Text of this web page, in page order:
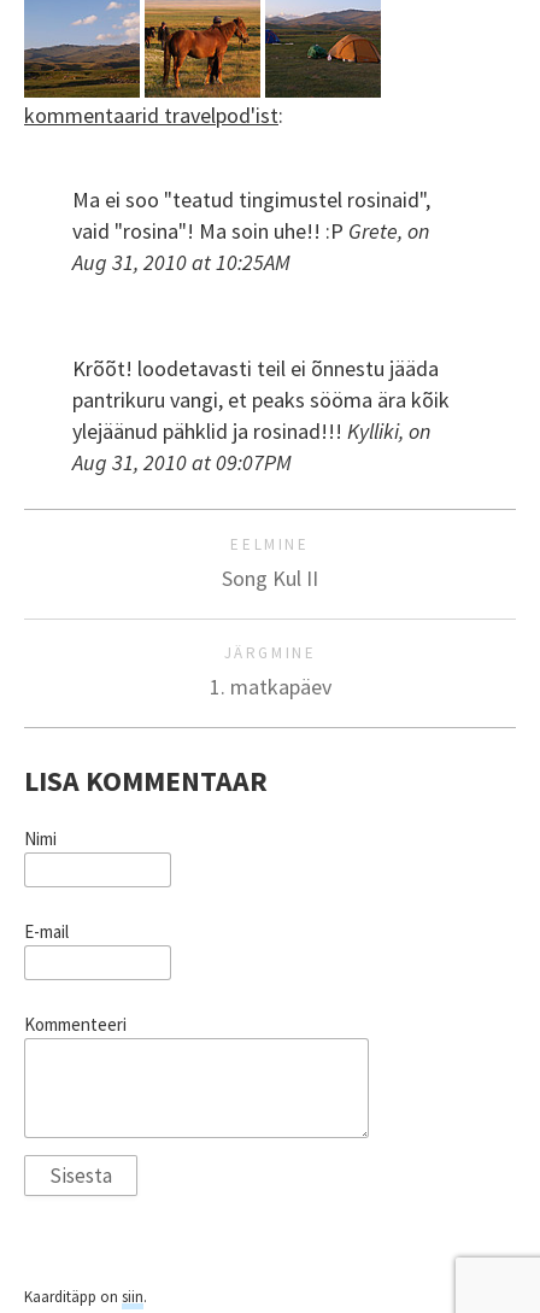
kommentaarid travelpod'ist:
Ma ei soo "teatud tingimustel rosinaid",
vaid "rosina"! Ma soin uhe!! :P Grete, on
Aug 31, 2010 at 10:25AM
Krõõt! loodetavasti teil ei õnnestu jääda
pantrikuru vangi, et peaks sööma ära kõik
ylejäänud pähklid ja rosinad!!! Kylliki, on
Aug 31, 2010 at 09:07PM
EELMINE
Song Kul II
JÄRGMINE
1. matkapäev
LISA KOMMENTAAR
Nimi
E-mail
Kommenteeri
Kaarditäpp on siin.